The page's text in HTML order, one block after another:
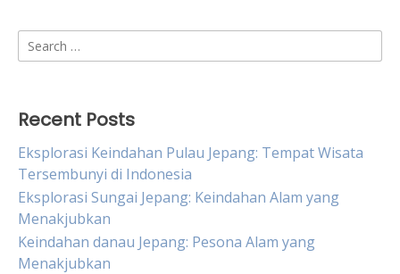
Search
for:
Recent Posts
Eksplorasi Keindahan Pulau Jepang: Tempat Wisata
Tersembunyi di Indonesia
Eksplorasi Sungai Jepang: Keindahan Alam yang
Menakjubkan
Keindahan danau Jepang: Pesona Alam yang
Menakjubkan